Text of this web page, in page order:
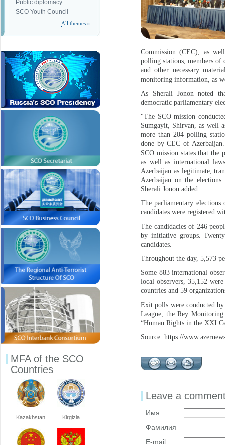
Public diplomacy
SCO Youth Council
All themes »
MFA of the SCO
Countries
Kazakhstan Kirgizia
Commission (CEC), as
polling stations, members of
and other necessary
monitoring information, as
As Sherali Jonon noted
democratic parliamentary
"The SCO mission
Sumgayit, Shirvan, as well
more than 204 polling
done by CEC of
SCO mission states that the
as well as international
Azerbaijan as legitimate,
Azerbaijan on the elections
Sherali Jonon added.
The parliamentary
candidates were registered
The candidacies of 246
by initiative groups.
candidates.
Throughout the day, 5,573
Some 883 international
local observers, 35,152
countries and 59
Exit polls were conducted
League, the Rey
“Human Rights in the XXI
Source: https://
Leave a
Имя
Фамилия
E-mail